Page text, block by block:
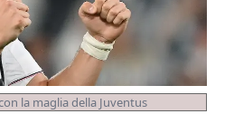
la maglia della Juventus